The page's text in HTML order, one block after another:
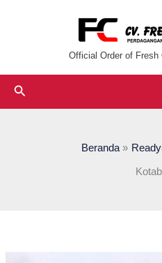
Official Order of Fresh
Cari
Beranda